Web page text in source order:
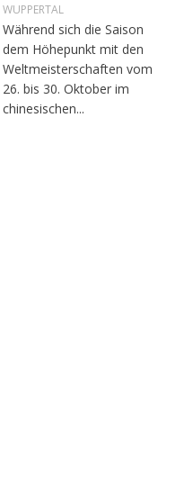
WUPPERTAL
Während sich die Saison
dem Höhepunkt mit den
Weltmeisterschaften vom
26. bis 30. Oktober im
chinesischen...